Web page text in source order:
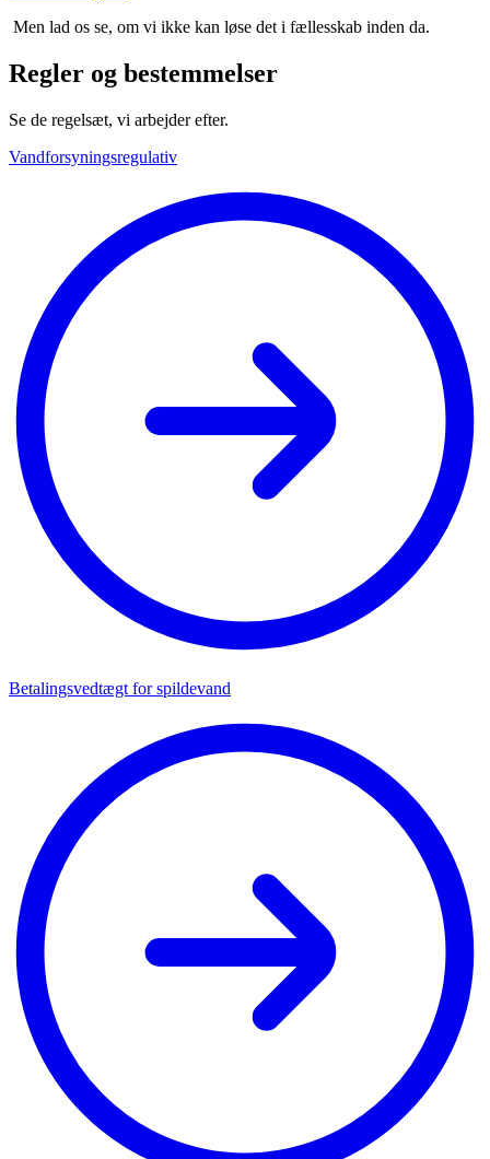
Men lad os se, om vi ikke kan løse det i fællesskab inden da.
Regler og bestemmelser
Se de regelsæt, vi arbejder efter.
Vand­for­sy­nings­re­gu­la­tiv
Beta­lings­vedtægt for spil­de­vand